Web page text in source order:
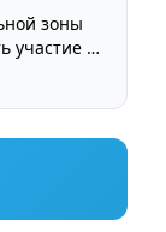
зоны
участие в